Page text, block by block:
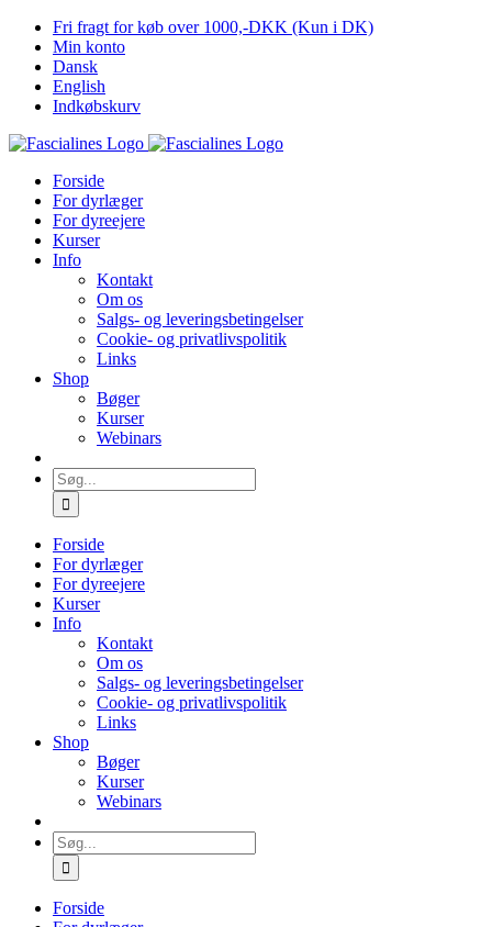
Skip
content
Fri fragt for køb over 1000,-DKK (Kun i DK)
Min konto
Dansk
English
Indkøbskurv
Forside
For dyrlæger
For dyreejere
Kurser
Info
Kontakt
Om os
Salgs- og leveringsbetingelser
Cookie- og privatlivspolitik
Links
Shop
Bøger
Kurser
Webinars
Søg
efter:
Forside
For dyrlæger
For dyreejere
Kurser
Info
Kontakt
Om os
Salgs- og leveringsbetingelser
Cookie- og privatlivspolitik
Links
Shop
Bøger
Kurser
Webinars
Søg
efter:
Forside